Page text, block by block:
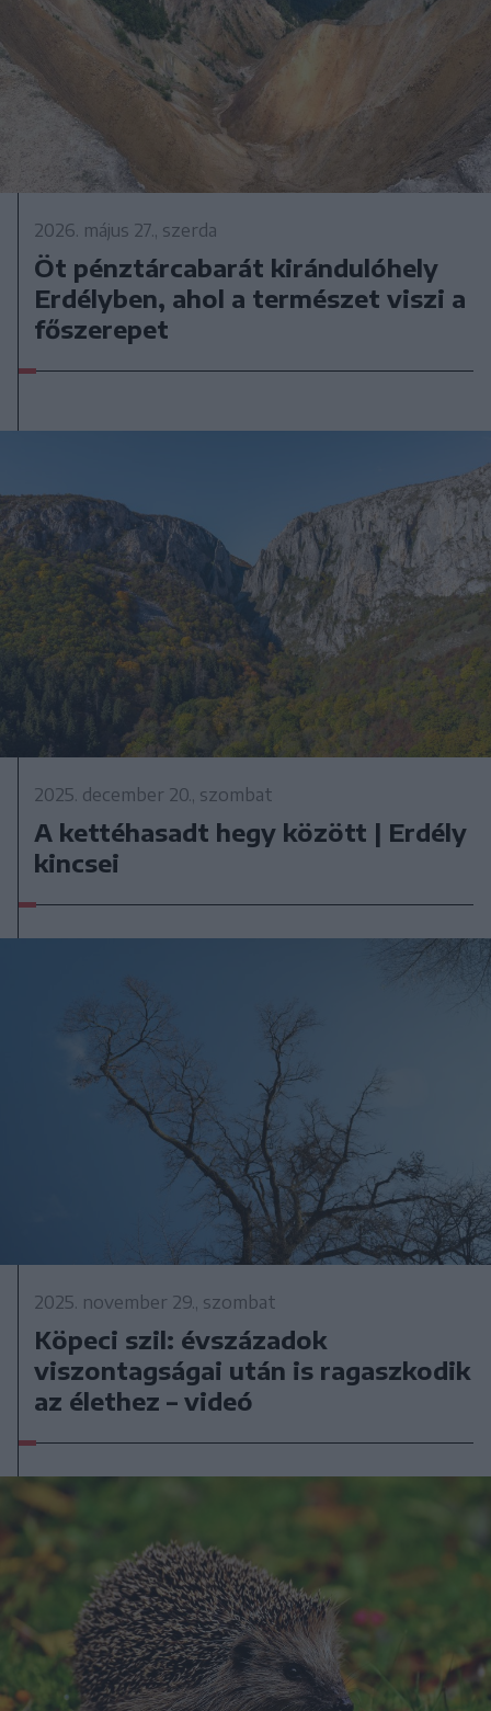
2026. május 27., szerda
Öt pénztárcabarát kirándulóhely
Erdélyben, ahol a természet viszi a
főszerepet
2025. december 20., szombat
A kettéhasadt hegy között | Erdély
kincsei
2025. november 29., szombat
Köpeci szil: évszázadok
viszontagságai után is ragaszkodik
az élethez – videó